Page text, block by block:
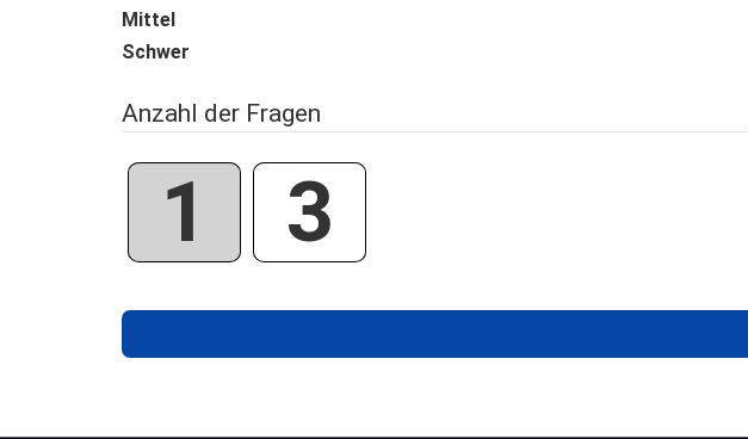
Mittel
Schwer
Anzahl der Fragen
1 3